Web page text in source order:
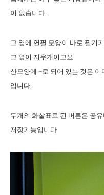
이 없습니다.
그 옆에 연필 모양이 바로 필기
그 옆이 지우개이고요
산모양에 +로 되어 있는 것은
입니다.
두개의 화살표로 된 버튼은 공
저장기능입니다